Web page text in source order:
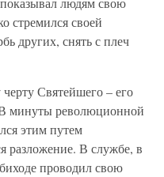
стремился своей
других, снять с плеч
Святейшего – его
минуты революционной
этим путем
разложение. В службе, в
проводил свою